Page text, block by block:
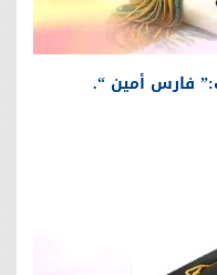
فارس أمين “.